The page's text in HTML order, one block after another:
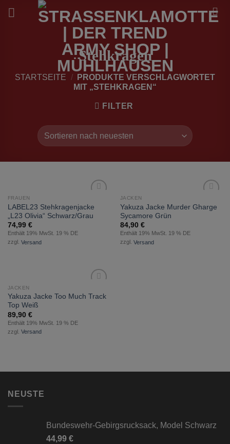
Inhalt
Stehkragen
STARTSEITE /
PRODUKTE VERSCHLAGWORTET
MIT „STEHKRAGEN“
FILTER
Wunschliste
hinzufügen
FRAUEN
LABEL23 Stehkragenjacke
„L23 Olivia“ Schwarz/Grau
74,99 €
Enthält 19% MwSt. 19 % DE
zzgl. Versand
Wunschliste
JACKEN
Yakuza Jacke Murder Gharge
Sycamore Grün
84,90 €
Enthält 19% MwSt. 19 % DE
zzgl. Versand
zur
Wunschliste
JACKEN
Yakuza Jacke Too Much Track
Top Weiß
89,90 €
Enthält 19% MwSt. 19 % DE
zzgl. Versand
NEUSTE
Bundeswehr-Gebirgsrucksack, Model Schwarz
44,99 €